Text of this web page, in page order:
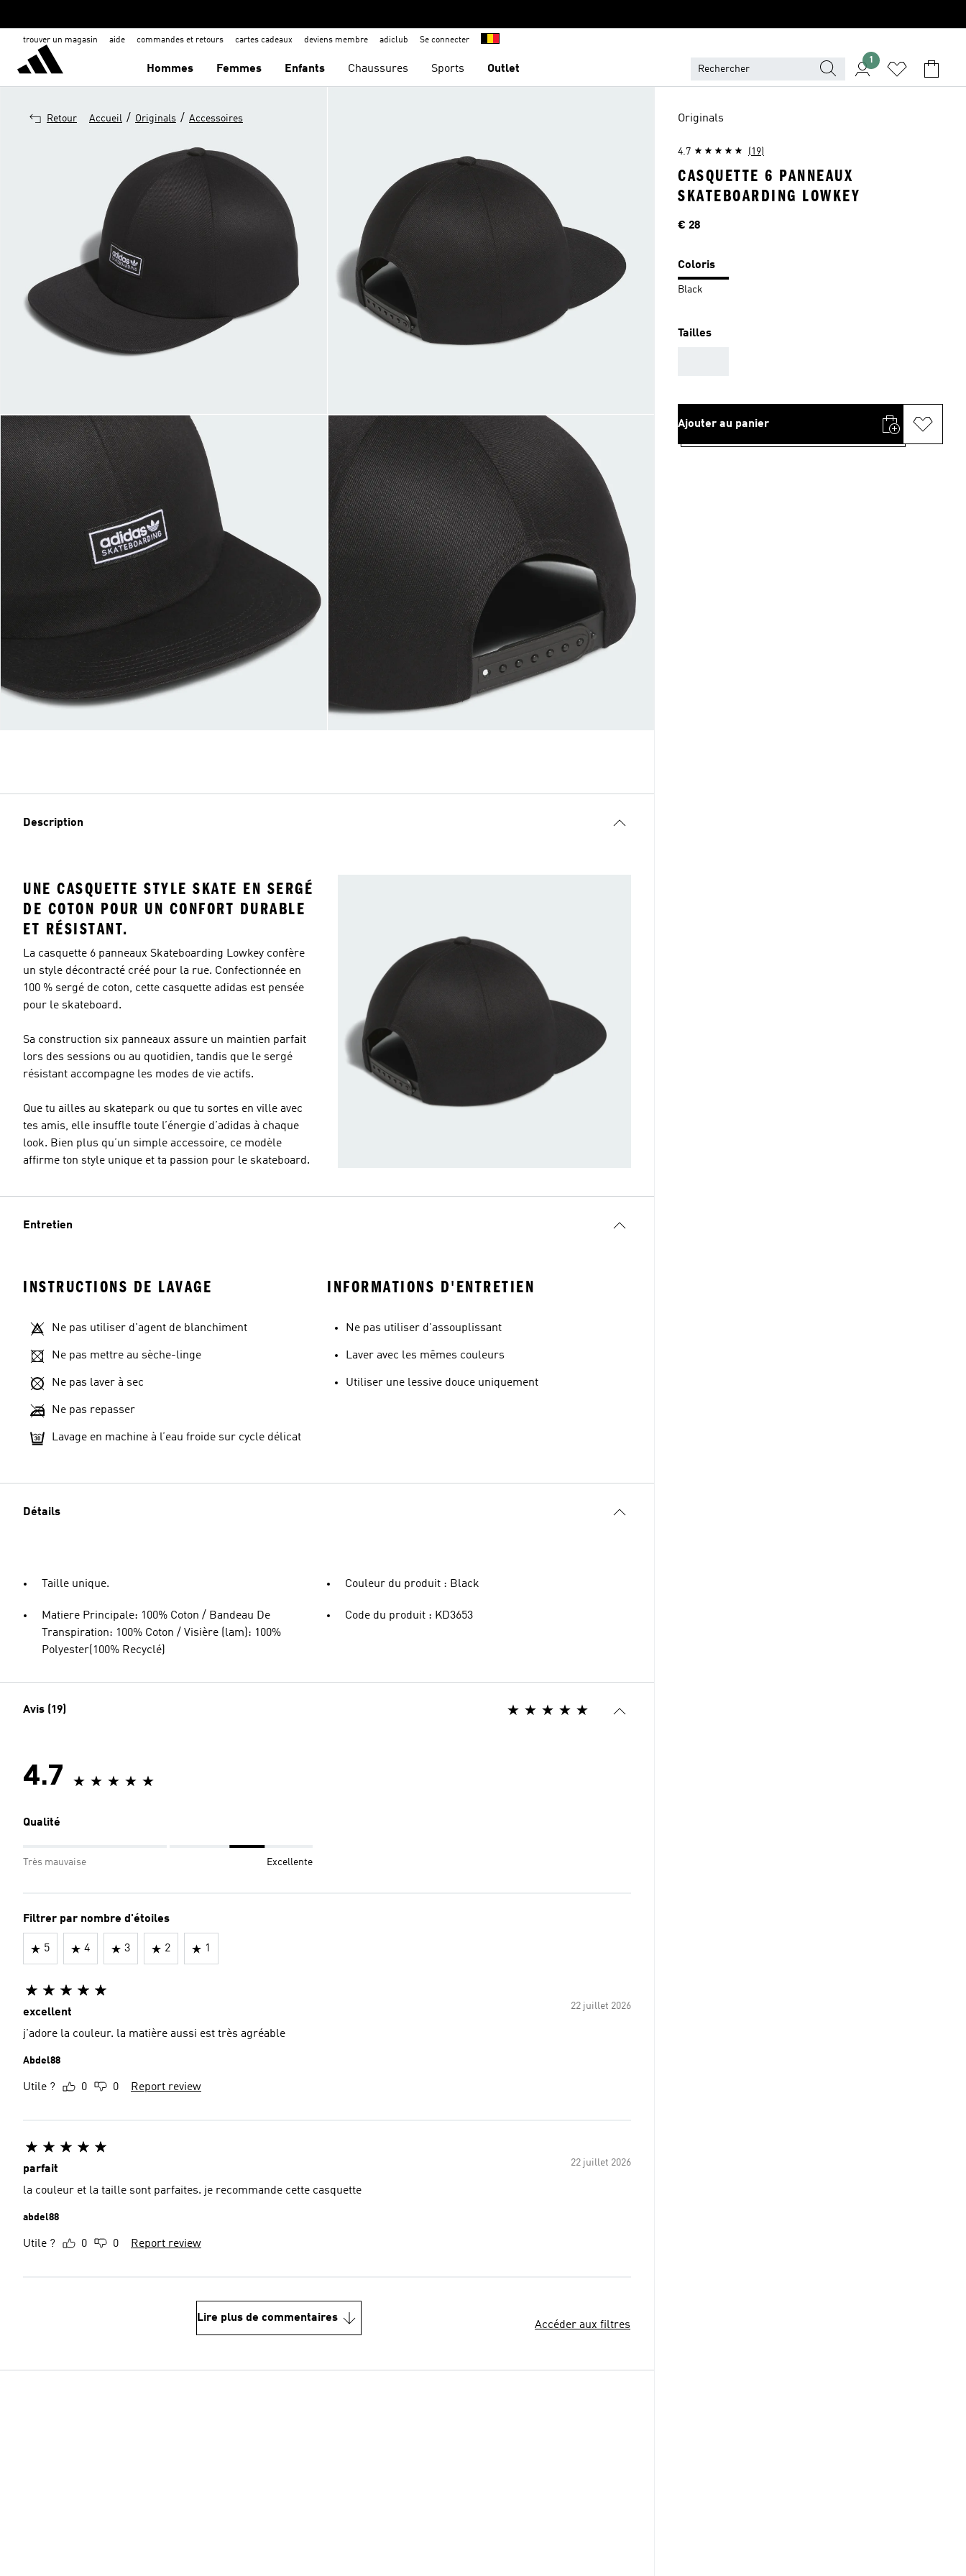
trouver un magasin aide commandes et retours cartes cadeaux deviens membre adiclub Se connecter
Hommes Femmes Enfants Chaussures Sports Outlet
1
Retour Accueil / Originals / Accessoires
Description
UNE CASQUETTE STYLE SKATE EN SERGÉ
DE COTON POUR UN CONFORT DURABLE
ET RÉSISTANT.
La casquette 6 panneaux Skateboarding Lowkey confère
un style décontracté créé pour la rue. Confectionnée en
100 % sergé de coton, cette casquette adidas est pensée
pour le skateboard.
Sa construction six panneaux assure un maintien parfait
lors des sessions ou au quotidien, tandis que le sergé
résistant accompagne les modes de vie actifs.
Que tu ailles au skatepark ou que tu sortes en ville avec
tes amis, elle insuffle toute l’énergie d’adidas à chaque
look. Bien plus qu’un simple accessoire, ce modèle
affirme ton style unique et ta passion pour le skateboard.
Entretien
INSTRUCTIONS DE LAVAGE
Ne pas utiliser d'agent de blanchiment
Ne pas mettre au sèche-linge
Ne pas laver à sec
Ne pas repasser
Lavage en machine à l’eau froide sur cycle délicat
INFORMATIONS D'ENTRETIEN
Ne pas utiliser d'assouplissant
Laver avec les mêmes couleurs
Utiliser une lessive douce uniquement
Détails
Taille unique.
Matiere Principale: 100% Coton / Bandeau De
Transpiration: 100% Coton / Visière (lam): 100%
Polyester(100% Recyclé)
Couleur du produit : Black
Code du produit : KD3653
Avis (19)
4.7
Qualité
Très mauvaise Excellente
Filtrer par nombre d'étoiles
5 4 3 2 1
22 juillet 2026
excellent
j'adore la couleur. la matière aussi est très agréable
Abdel88
Utile ? 0 0 Report review
22 juillet 2026
parfait
la couleur et la taille sont parfaites. je recommande cette casquette
abdel88
Utile ? 0 0 Report review
Lire plus de commentaires
Accéder aux filtres
Originals
4.7 (19)
CASQUETTE 6 PANNEAUX
SKATEBOARDING LOWKEY
Price
€ 28
Coloris
Black
Tailles
Ajouter au panier